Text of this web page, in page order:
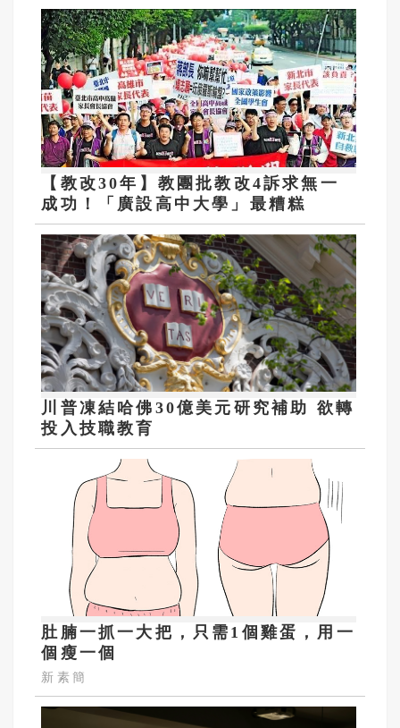
【教改30年】教團批教改4訴求無一
成功！「廣設高中大學」最糟糕
川普凍結哈佛30億美元研究補助 欲轉
投入技職教育
肚腩一抓一大把，只需1個雞蛋，用一
個瘦一個
新素簡